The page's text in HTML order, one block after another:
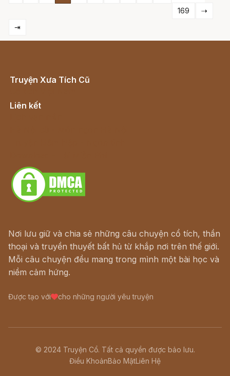
169
⇢
⇥
Truyện Xưa Tích Cũ
Liên kết
Nơi lưu giữ và chia sẻ những câu chuyện cổ tích, thần
thoại và truyền thuyết bất hủ từ khắp nơi trên thế giới.
Mỗi câu chuyện đều mang trong mình một bài học và
niềm cảm hứng.
Được tạo với cho những người yêu truyện
© 2024 Truyện Cổ. Tất cả quyền được bảo lưu.
Điều KhoảnBảo MậtLiên Hệ